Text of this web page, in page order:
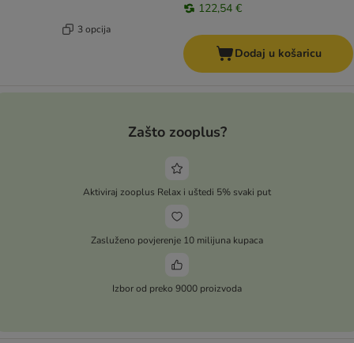
3 opcija
122,54 €
Dodaj u košaricu
Zašto zooplus?
Aktiviraj zooplus Relax i uštedi 5% svaki put
Zasluženo povjerenje 10 milijuna kupaca
Izbor od preko 9000 proizvoda